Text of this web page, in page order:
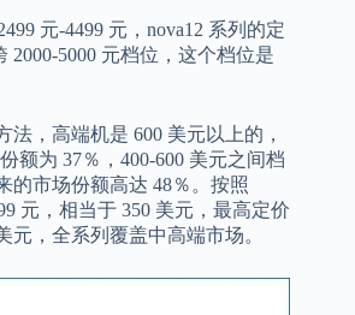
元-4499 元，nova12 系列的定
2000-5000 元档位，这个档位是
法，高端机是 600 美元以上的，
额为 37％，400-600 美元之间档
的市场份额高达 48％。按照
元，相当于 350 美元，最高定价
元，全系列覆盖中高端市场。